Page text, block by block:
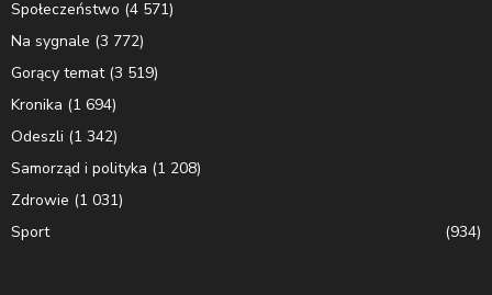
Społeczeństwo (4 571)
Na sygnale (3 772)
Gorący temat(3 519)
Kronika (1 694)
Odeszli (1 342)
Samorząd i polityka (1 208)
Zdrowie (1 031)
Sport
(934)